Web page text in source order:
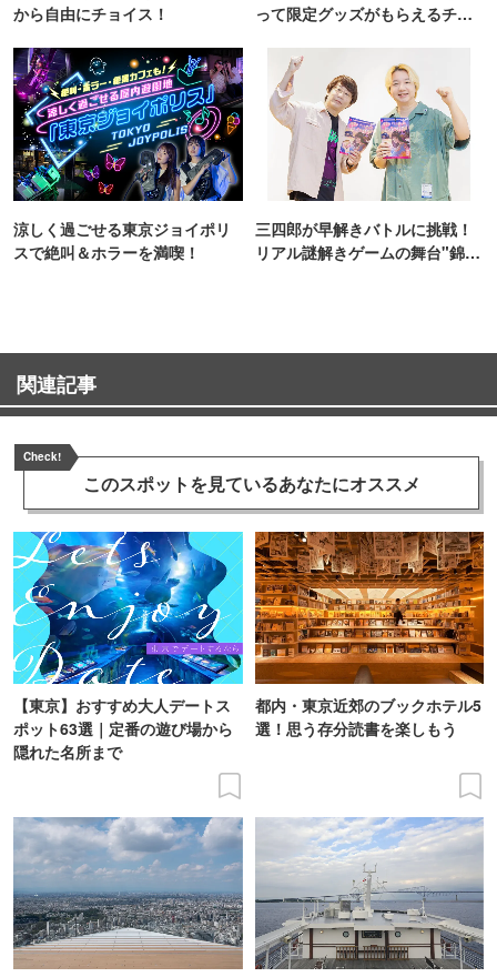
から自由にチョイス！
って限定グッズがもらえるチャ
涼しく過ごせる東京ジョイポリ
スで絶叫＆ホラーを満喫！
三四郎が早解きバトルに挑戦！
リアル謎解きゲームの舞台"錦糸
関連記事
Check!
このスポットを見ているあなたにオススメ
【東京】おすすめ大人デートス
ポット63選｜定番の遊び場から
隠れた名所まで
都内・東京近郊のブックホテル5
選！思う存分読書を楽しもう